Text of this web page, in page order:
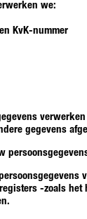
we:
KvK-nummer
gegevens
-zoals het